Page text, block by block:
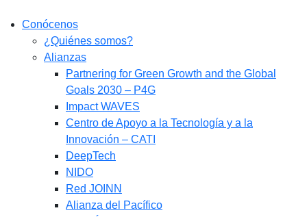
Conócenos
¿Quiénes somos?
Alianzas
Partnering for Green Growth and the Global
Goals 2030 – P4G
Impact WAVES
Centro de Apoyo a la Tecnología y a la
Innovación – CATI
DeepTech
NIDO
Red JOINN
Alianza del Pacífico